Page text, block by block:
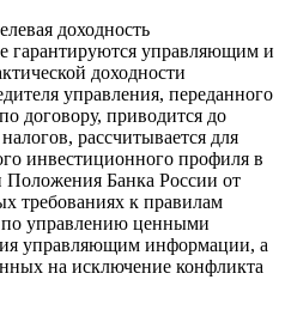
доходность
гарантируются управляющим и
доходности
управления, переданного
договору, приводится до
рассчитывается для
инвестиционного профиля в
Положения Банка России от
требованиях к правилам
по управлению ценными
управляющим информации, а
на исключение конфликта